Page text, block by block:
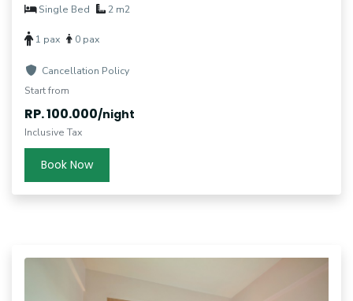
Single Bed 2 m2
1 pax 0 pax
Cancellation Policy
Start from
RP. 100.000/night
Inclusive Tax
Book Now